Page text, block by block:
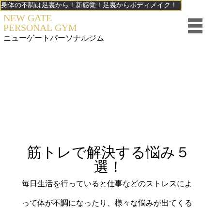
身体の不調は足裏から！新感覚！足裏からボディメイク！
NEW GATE
PERSONAL GYM
ニューゲート パーソナルジム
筋トレで解決する悩み５
選！
毎日生活を行っていると仕事などのストレスによ
って体が不調になったり、様々な悩みが出てくる